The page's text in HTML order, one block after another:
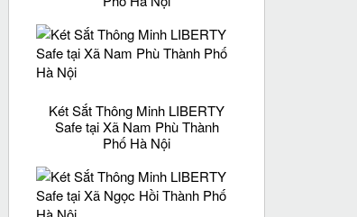
Két Sắt Thông Minh LIBERTY
Safe tại Xã Nam Phù Thành
Phố Hà Nội